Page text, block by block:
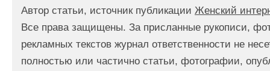
Автор статьи, источник публикации Женский
Все права защищены. За присланные рукописи,
рекламных текстов журнал ответственности не
полностью или частично статьи, фотографии,